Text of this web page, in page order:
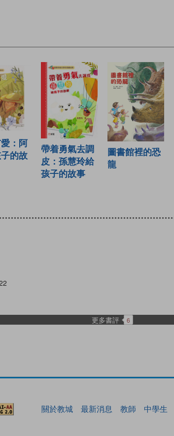
：阿
的故
帶着勇氣去調
皮：孫慧玲給
孩子的故事
圖書館裡的恐
龍
更多書評 6
關於教城 最新消息 教師 中學生